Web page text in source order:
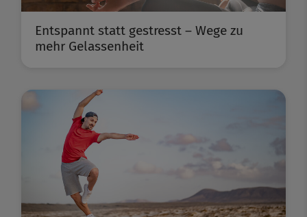
Entspannt statt gestresst – Wege zu
mehr Gelassenheit